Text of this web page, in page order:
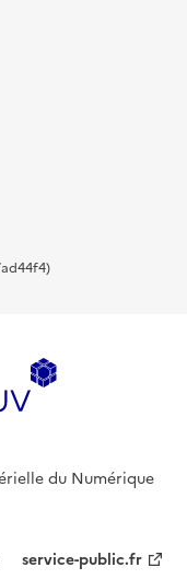
du Numérique
service-public.fr